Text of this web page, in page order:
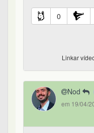
0
Linkar
Nod
em 19/04/